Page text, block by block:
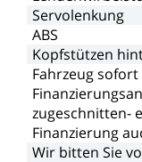
Servolenkung
ABS
Kopfstützen
Fahrzeugsofort
zugeschnitten-
Finanzierung
Wir bitten Sie